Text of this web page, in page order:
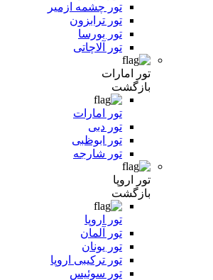
تور چشمه ازمیر
تور ترابزون
تور بورسا
تور آلاچاتی
تور امارات
بازگشت
تور امارات
تور دبی
تور ابوظبی
تور شارجه
تور اروپا
بازگشت
تور اروپا
تور آلمان
تور یونان
تور ترکیبی اروپا
تور سوئیس